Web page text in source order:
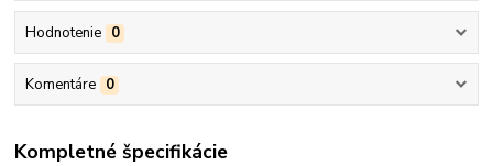
Hodnotenie 0
Komentáre 0
Kompletné špecifikácie